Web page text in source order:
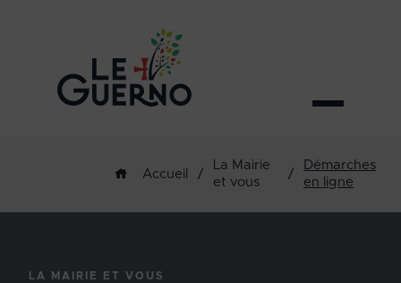
Accueil /
La Mairie
et vous
/
Démarches
en ligne
LA MAIRIE ET VOUS